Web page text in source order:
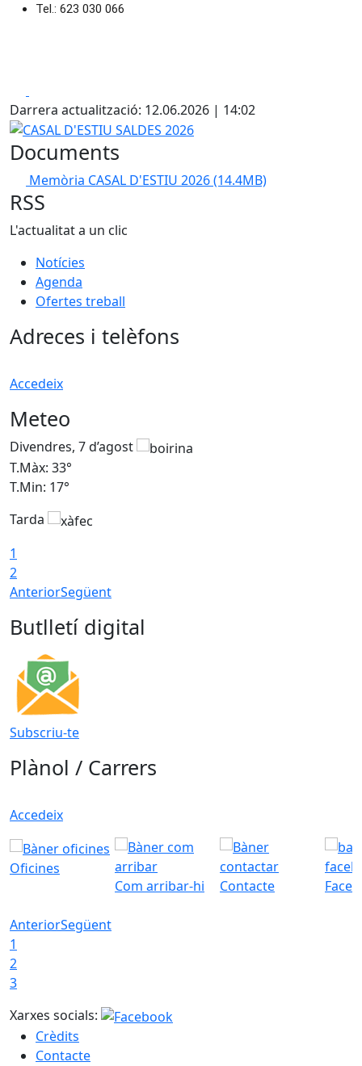
Tel.: 623 030 066
Darrera actualització: 12.06.2026 | 14:02
CASAL D'ESTIU SALDES 2026
Documents
Memòria CASAL D'ESTIU 2026(14.4MB)
RSS
L'actualitat a un clic
Notícies
Agenda
Ofertes treball
Adreces i telèfons
Accedeix
Meteo
Divendres, 7 d’agost
T.Màx: 33°
T.Min: 17°
Tarda
1
2
AnteriorSegüent
Butlletí digital
Subscriu-te
Plànol / Carrers
Accedeix
Oficines
Com arribar-hi
Contacte
AnteriorSegüent
1
2
3
Xarxes socials:
Crèdits
Contacte